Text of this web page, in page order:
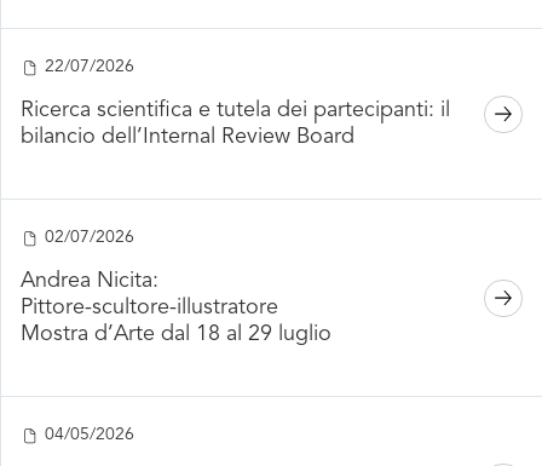
22/07/2026
Ricerca scientifica e tutela dei partecipanti: il
bilancio dell’Internal Review Board
02/07/2026
Andrea Nicita:
Pittore-scultore-illustratore
Mostra d’Arte dal 18 al 29 luglio
04/05/2026